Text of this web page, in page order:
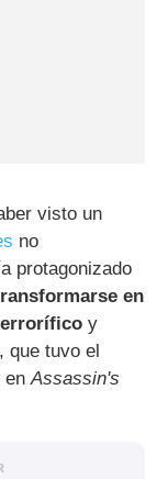
visto un
no
protagonizado
en
y
que tuvo el
enAssassin's